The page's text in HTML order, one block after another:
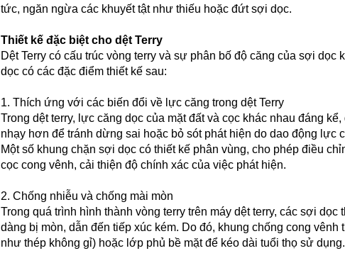
tức, ngăn ngừa các khuyết tật như thiếu hoặc đứt sợi dọc.
Thiết kế đặc biệt cho dệt Terry
Dệt Terry có cấu trúc vòng terry và sự phân bố độ căng của sợi
dọc có các đặc điểm thiết kế sau:
1. Thích ứng với các biến đổi về lực căng trong dệt Terry
Trong dệt terry, lực căng dọc của mặt đất và cọc khác nhau đáng
nhạy hơn để tránh dừng sai hoặc bỏ sót phát hiện do dao động lực
Một số khung chặn sợi dọc có thiết kế phân vùng, cho phép điều
cọc cong vênh, cải thiện độ chính xác của việc phát hiện.
2. Chống nhiễu và chống mài mòn
Trong quá trình hình thành vòng terry trên máy dệt terry, các sợi
dàng bị mòn, dẫn đến tiếp xúc kém. Do đó, khung chống cong
như thép không gỉ) hoặc lớp phủ bề mặt để kéo dài tuổi thọ sử dụng.